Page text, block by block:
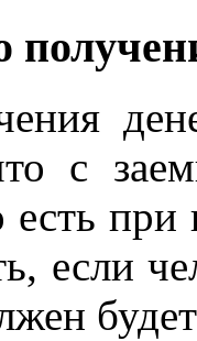
с
при
если